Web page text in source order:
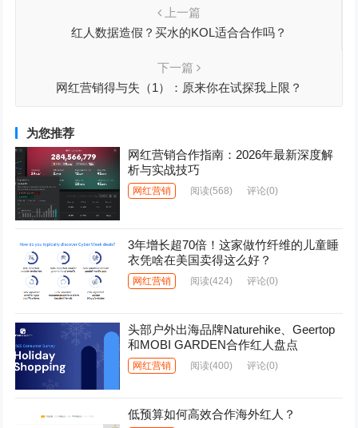
上一篇
红人数据造假？买水的KOL适合合作吗？
下一篇
网红营销得与失（1）：原来你在试探我上限？
为您推荐
网红营销合作指南：2026年最新深度解
析与实战技巧
网红营销 阅读(568) 评论(0)
3年增长超70倍！这家做竹纤维的儿童睡
衣凭啥在美国卖得这么好？
网红营销 阅读(424) 评论(0)
头部户外出海品牌Naturehike、Geertop
和MOBI GARDEN合作红人盘点
网红营销 阅读(400) 评论(0)
低预算如何高效合作海外红人？